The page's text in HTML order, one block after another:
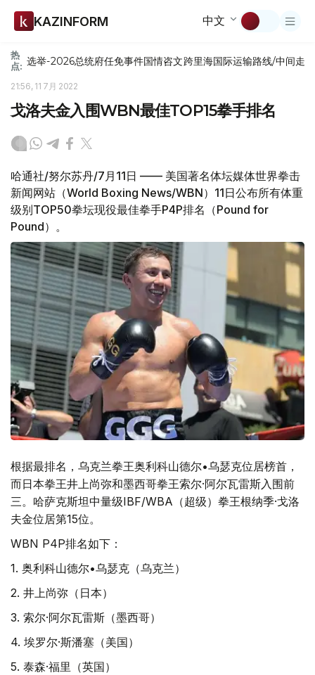
KAZINFORM 中文
热
点: 选举-2026总统府任免事件国情咨文跨里海国际运输路线/中间走廊
21:56, 11 7月 2022
戈洛夫金入围WBN最佳TOP15拳手排名
哈通社/努尔苏丹/7月11日 —— 美国著名体坛媒体世界拳击
新闻网站（World Boxing News/WBN）11日公布所有体重
级别TOP50拳坛现役最佳拳手P4P排名（Pound for
Pound）。
根据最排名，乌克兰拳王奥利科山德尔•乌瑟克位居榜首，
而日本拳王井上尚弥和墨西哥拳王索尔·阿尔瓦雷斯入围前
三。哈萨克斯坦中量级IBF/WBA（超级）拳王根纳季·戈洛
夫金位居第15位。
WBN P4P排名如下：
1. 奥利科山德尔•乌瑟克（乌克兰）
2. 井上尚弥（日本）
3. 索尔·阿尔瓦雷斯（墨西哥）
4. 埃罗尔·斯潘塞（美国）
5. 泰森·福里（英国）